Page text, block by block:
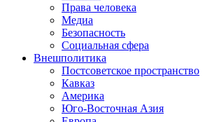
Права человека
Медиа
Безопасность
Социальная сфера
Внешполитика
Постсоветское пространство
Кавказ
Америка
Юго-Восточная Азия